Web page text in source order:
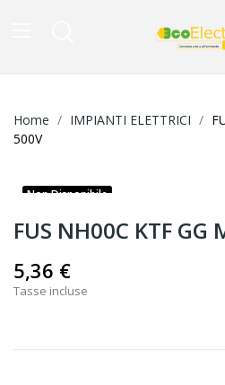
Home IMPIANTI ELETTRICI
500V
Non Disponibile
FUS NH00C KTF GG
5,36 €
Tasse incluse